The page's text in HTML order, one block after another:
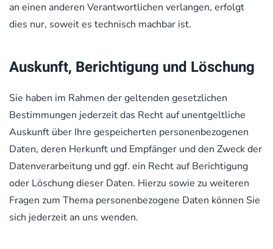
an einen anderen Verantwortlichen verlangen, erfolgt
dies nur, soweit es technisch machbar ist.
Auskunft, Berichtigung und Löschung
Sie haben im Rahmen der geltenden gesetzlichen
Bestimmungen jederzeit das Recht auf unentgeltliche
Auskunft über Ihre gespeicherten personenbezogenen
Daten, deren Herkunft und Empfänger und den Zweck der
Datenverarbeitung und ggf. ein Recht auf Berichtigung
oder Löschung dieser Daten. Hierzu sowie zu weiteren
Fragen zum Thema personenbezogene Daten können Sie
sich jederzeit an uns wenden.